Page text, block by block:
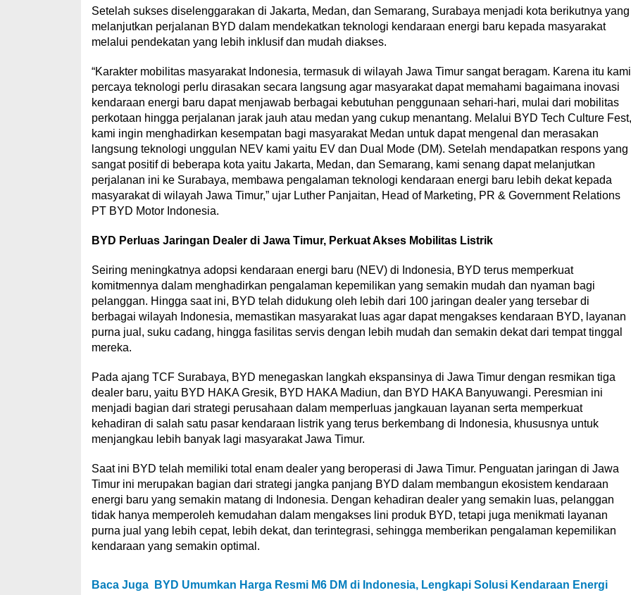
Setelah sukses diselenggarakan di Jakarta, Medan, dan Semarang, Surabaya menjadi kota berikutnya yang
melanjutkan perjalanan BYD dalam mendekatkan teknologi kendaraan energi baru kepada masyarakat
melalui pendekatan yang lebih inklusif dan mudah diakses.
“Karakter mobilitas masyarakat Indonesia, termasuk di wilayah Jawa Timur sangat beragam. Karena itu kami
percaya teknologi perlu dirasakan secara langsung agar masyarakat dapat memahami bagaimana inovasi
kendaraan energi baru dapat menjawab berbagai kebutuhan penggunaan sehari-hari, mulai dari mobilitas
perkotaan hingga perjalanan jarak jauh atau medan yang cukup menantang. Melalui BYD Tech Culture Fest,
kami ingin menghadirkan kesempatan bagi masyarakat Medan untuk dapat mengenal dan merasakan
langsung teknologi unggulan NEV kami yaitu EV dan Dual Mode (DM). Setelah mendapatkan respons yang
sangat positif di beberapa kota yaitu Jakarta, Medan, dan Semarang, kami senang dapat melanjutkan
perjalanan ini ke Surabaya, membawa pengalaman teknologi kendaraan energi baru lebih dekat kepada
masyarakat di wilayah Jawa Timur,” ujar Luther Panjaitan, Head of Marketing, PR & Government Relations
PT BYD Motor Indonesia.
BYD Perluas Jaringan Dealer di Jawa Timur, Perkuat Akses Mobilitas Listrik
Seiring meningkatnya adopsi kendaraan energi baru (NEV) di Indonesia, BYD terus memperkuat
komitmennya dalam menghadirkan pengalaman kepemilikan yang semakin mudah dan nyaman bagi
pelanggan. Hingga saat ini, BYD telah didukung oleh lebih dari 100 jaringan dealer yang tersebar di
berbagai wilayah Indonesia, memastikan masyarakat luas agar dapat mengakses kendaraan BYD, layanan
purna jual, suku cadang, hingga fasilitas servis dengan lebih mudah dan semakin dekat dari tempat tinggal
mereka.
Pada ajang TCF Surabaya, BYD menegaskan langkah ekspansinya di Jawa Timur dengan resmikan tiga
dealer baru, yaitu BYD HAKA Gresik, BYD HAKA Madiun, dan BYD HAKA Banyuwangi. Peresmian ini
menjadi bagian dari strategi perusahaan dalam memperluas jangkauan layanan serta memperkuat
kehadiran di salah satu pasar kendaraan listrik yang terus berkembang di Indonesia, khususnya untuk
menjangkau lebih banyak lagi masyarakat Jawa Timur.
Saat ini BYD telah memiliki total enam dealer yang beroperasi di Jawa Timur. Penguatan jaringan di Jawa
Timur ini merupakan bagian dari strategi jangka panjang BYD dalam membangun ekosistem kendaraan
energi baru yang semakin matang di Indonesia. Dengan kehadiran dealer yang semakin luas, pelanggan
tidak hanya memperoleh kemudahan dalam mengakses lini produk BYD, tetapi juga menikmati layanan
purna jual yang lebih cepat, lebih dekat, dan terintegrasi, sehingga memberikan pengalaman kepemilikan
kendaraan yang semakin optimal.
Baca Juga
BYD Umumkan Harga Resmi M6 DM di Indonesia, Lengkapi Solusi Kendaraan Energi